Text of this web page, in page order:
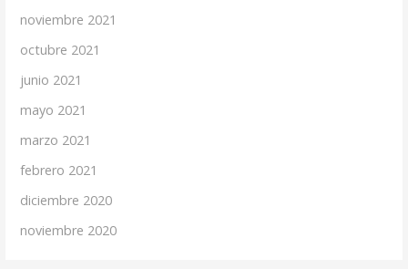
noviembre 2021
octubre 2021
junio 2021
mayo 2021
marzo 2021
febrero 2021
diciembre 2020
noviembre 2020